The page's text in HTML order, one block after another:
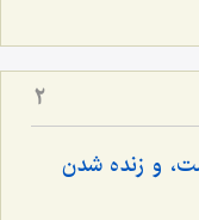
2
و زنده شدن